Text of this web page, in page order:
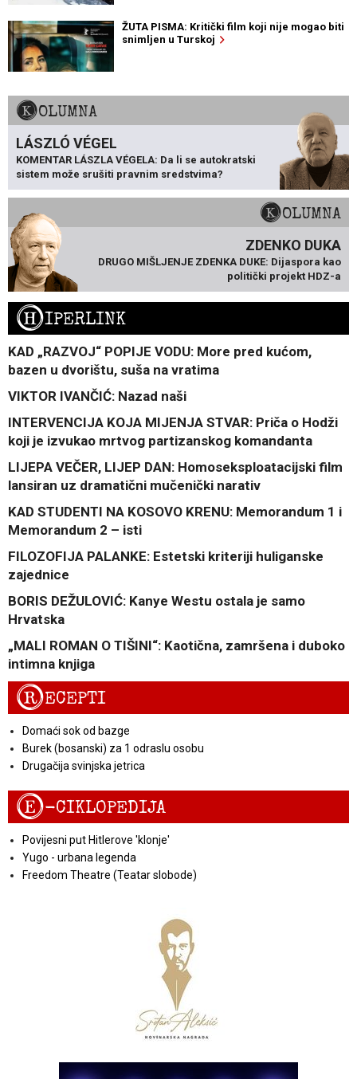
ŽUTA PISMA: Kritički film koji nije mogao biti
snimljen u Turskoj
KOLUMNA
LÁSZLÓ VÉGEL
KOMENTAR LÁSZLA VÉGELA: Da li se autokratski
sistem može srušiti pravnim sredstvima?
KOLUMNA
ZDENKO DUKA
DRUGO MIŠLJENJE ZDENKA DUKE: Dijaspora kao
politički projekt HDZ-a
HIPERLINK
KAD „RAZVOJ“ POPIJE VODU: More pred kućom,
bazen u dvorištu, suša na vratima
VIKTOR IVANČIĆ: Nazad naši
INTERVENCIJA KOJA MIJENJA STVAR: Priča o Hodži
koji je izvukao mrtvog partizanskog komandanta
LIJEPA VEČER, LIJEP DAN: Homoseksploatacijski film
lansiran uz dramatični mučenički narativ
KAD STUDENTI NA KOSOVO KRENU: Memorandum 1 i
Memorandum 2 – isti
FILOZOFIJA PALANKE: Estetski kriteriji huliganske
zajednice
BORIS DEŽULOVIĆ: Kanye Westu ostala je samo
Hrvatska
„MALI ROMAN O TIŠINI“: Kaotična, zamršena i duboko
intimna knjiga
RECEPTI
Domaći sok od bazge
Burek (bosanski) za 1 odraslu osobu
Drugačija svinjska jetrica
E-CIKLOPEDIJA
Povijesni put Hitlerove 'klonje'
Yugo - urbana legenda
Freedom Theatre (Teatar slobode)